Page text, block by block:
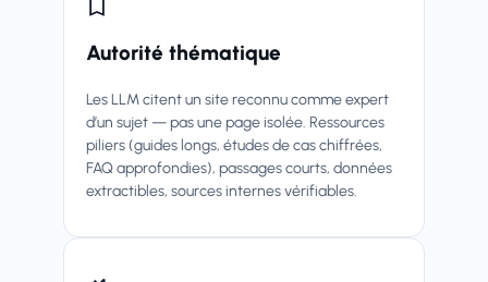
Autorité thématique
Les LLM citent un site reconnu comme expert
d’un sujet — pas une page isolée. Ressources
piliers (guides longs, études de cas chiffrées,
FAQ approfondies), passages courts, données
extractibles, sources internes vérifiables.